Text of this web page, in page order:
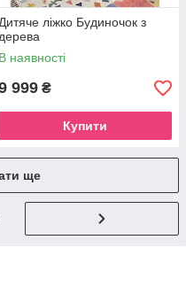
Дитяче ліжко Будиночок з
дерева
В наявності
999 ₴
Купити
ще